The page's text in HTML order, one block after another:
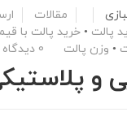
مقالات
پالت • خرید پالت با
• وزن پالت 0 دیدگاه
و